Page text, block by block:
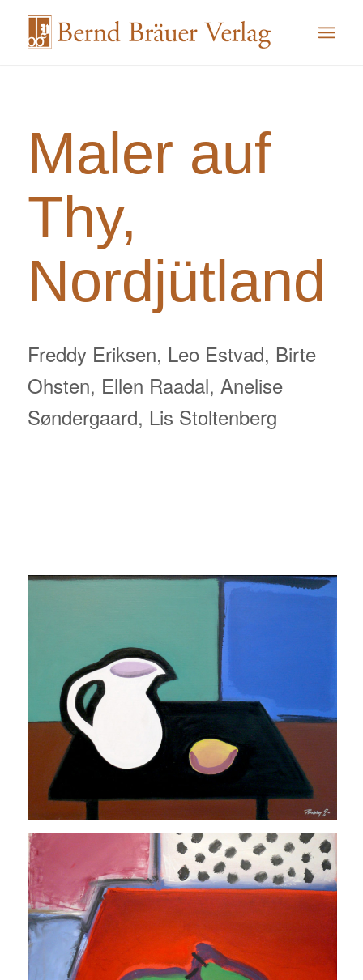
Maler auf
Thy,
Nordjütland
Freddy Eriksen, Leo Estvad, Birte
Ohsten, Ellen Raadal, Anelise
Søndergaard, Lis Stoltenberg